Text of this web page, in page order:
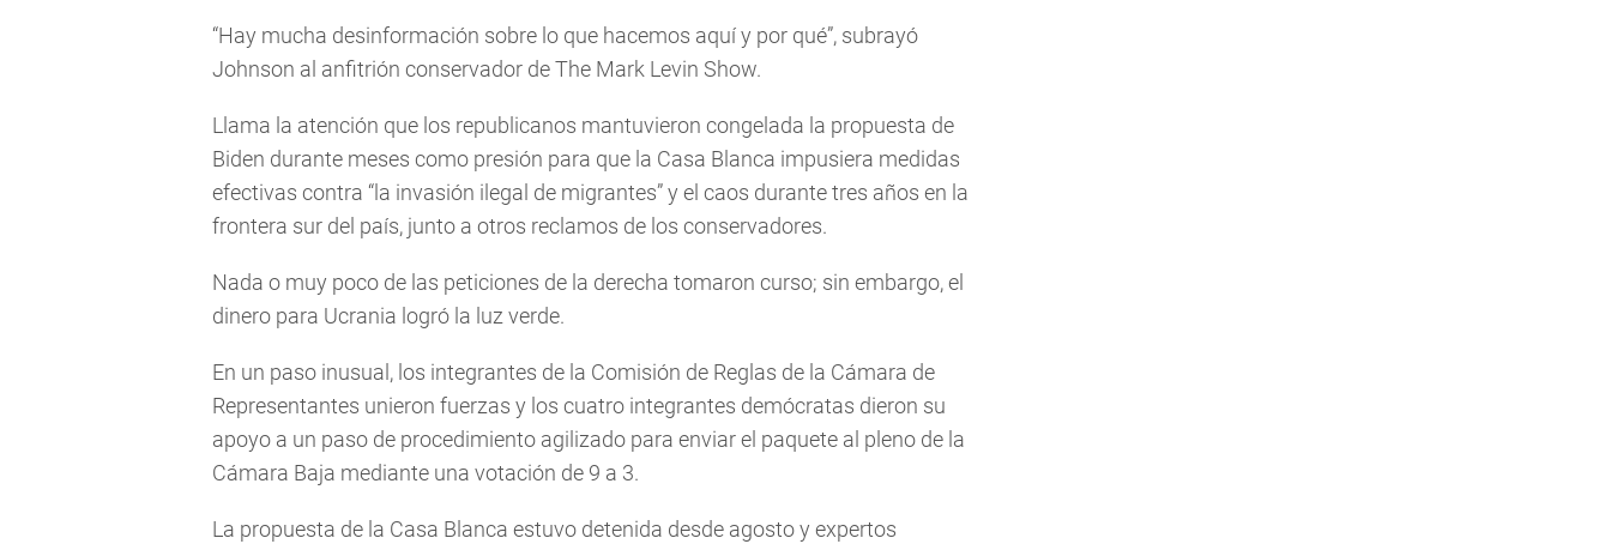
“Hay mucha desinformación sobre lo que hacemos aquí y por qué”, subrayó
Johnson al anfitrión conservador de The Mark Levin Show.
Llama la atención que los republicanos mantuvieron congelada la propuesta de
Biden durante meses como presión para que la Casa Blanca impusiera medidas
efectivas contra “la invasión ilegal de migrantes” y el caos durante tres años en la
frontera sur del país, junto a otros reclamos de los conservadores.
Nada o muy poco de las peticiones de la derecha tomaron curso; sin embargo, el
dinero para Ucrania logró la luz verde.
En un paso inusual, los integrantes de la Comisión de Reglas de la Cámara de
Representantes unieron fuerzas y los cuatro integrantes demócratas dieron su
apoyo a un paso de procedimiento agilizado para enviar el paquete al pleno de la
Cámara Baja mediante una votación de 9 a 3.
La propuesta de la Casa Blanca estuvo detenida desde agosto y expertos